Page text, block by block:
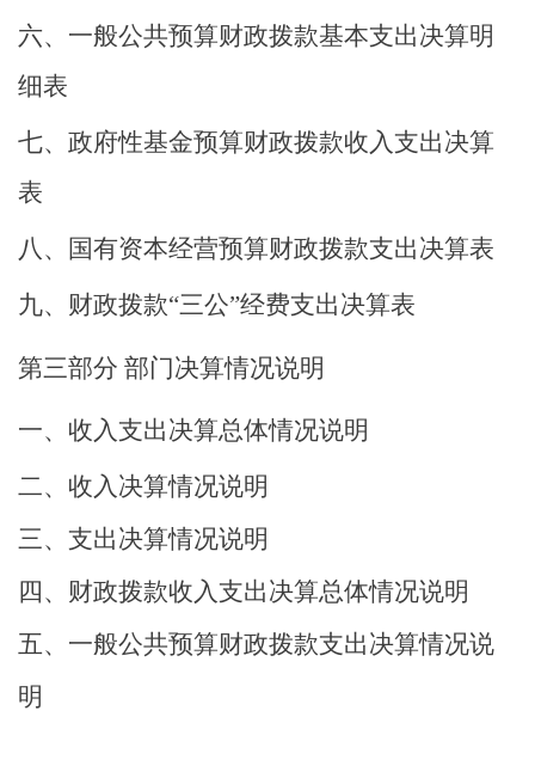
六、一般公共预算财政拨款基本支出决算明
细表
七、政府性基金预算财政拨款收入支出决算
表
八、国有资本经营预算财政拨款支出决算表
九、财政拨款“三公”经费支出决算表
第三部分 部门决算情况说明
一、收入支出决算总体情况说明
二、收入决算情况说明
三、支出决算情况说明
四、财政拨款收入支出决算总体情况说明
五、一般公共预算财政拨款支出决算情况说
明